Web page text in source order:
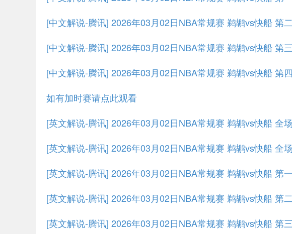
[中文解说-腾讯] 2026年03月02日NBA常规赛 鹈鹕vs快船 第
[中文解说-腾讯] 2026年03月02日NBA常规赛 鹈鹕vs快船 第
[中文解说-腾讯] 2026年03月02日NBA常规赛 鹈鹕vs快船 第
如有加时赛请点此观看
[英文解说-腾讯] 2026年03月02日NBA常规赛 鹈鹕vs快船 全
[英文解说-腾讯] 2026年03月02日NBA常规赛 鹈鹕vs快船 全
[英文解说-腾讯] 2026年03月02日NBA常规赛 鹈鹕vs快船 第
[英文解说-腾讯] 2026年03月02日NBA常规赛 鹈鹕vs快船 第
[英文解说-腾讯] 2026年03月02日NBA常规赛 鹈鹕vs快船 第